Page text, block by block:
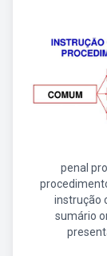
penal
instrução
sumário